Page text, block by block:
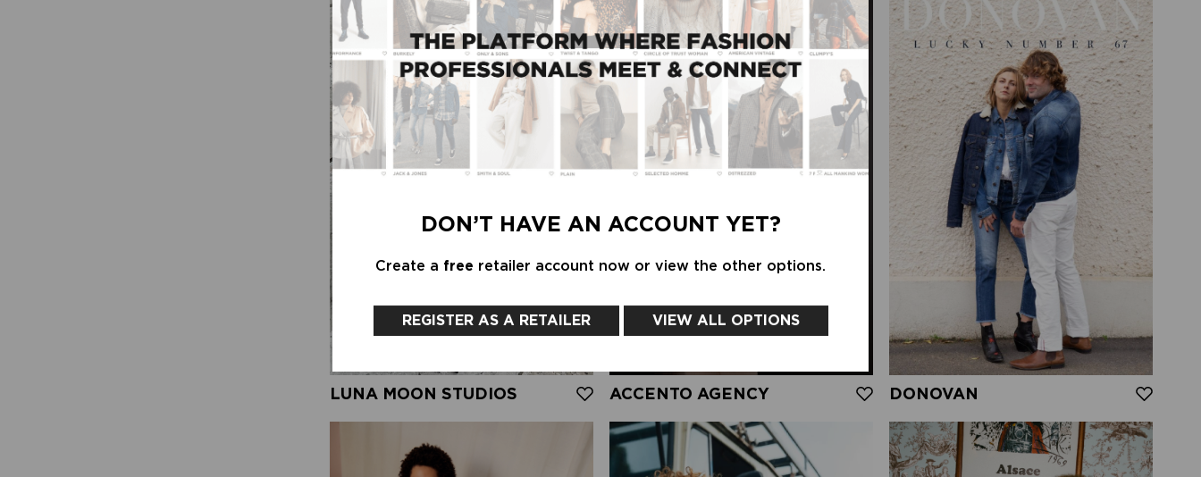
DON’T HAVE AN ACCOUNT YET?
Create a free retailer account now or view the other options.
REGISTER AS A RETAILER VIEW ALL OPTIONS
LUNA MOON STUDIOS ACCENTO AGENCY DONOVAN